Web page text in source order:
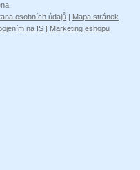
osobních údajů | Mapa stránek
na IS | Marketing eshopu